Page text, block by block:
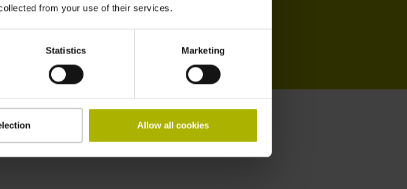
from your use of their services.
Statistics Marketing
Allow all cookies